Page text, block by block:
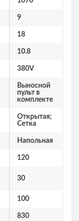
9
18
10.8
380V
Выносной
пульт в
комплекте
Открытая;
Сетка
Напольная
120
30
100
830